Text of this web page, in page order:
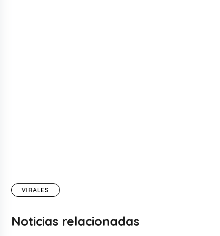
VIRALES
Noticias relacionadas